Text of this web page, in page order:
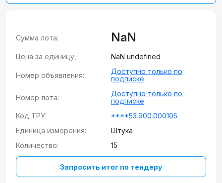
Сумма лота: NaN
Цена за единицу, : NaN undefined
Номер объявления:
Доступно только по
подписке
Номер лота:
Доступно только по
подписке
Код ТРУ:
****53.900.000105
Единица измерения:
Штука
Количество:
15
Запросить итог по тендеру